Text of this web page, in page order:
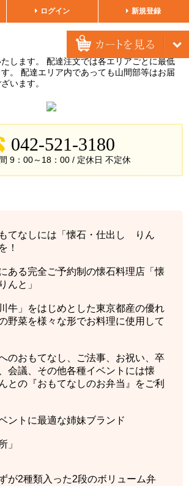
ログイン 新規登録
します。 配達注文では各エリアごとに最低
。 配達エリア内であっても山間部等はお届
います。
042-521-3180
9：00～18：00 / 定休日 不定休
てなしには「懐石・仕出し りん
！
ある完全ご予約制の懐石料理店「懐
と」
牛」をはじめとした東京都産の優れ
野菜を様々な形でお料理に使用して
のおもてなし、ご法事、お祝い、卒
会議、その他各種イベントには懐
との『おもてなしのお弁当』をご利
ントに最適な姉妹ブランド
」
が2種類入った2段のボリューム弁